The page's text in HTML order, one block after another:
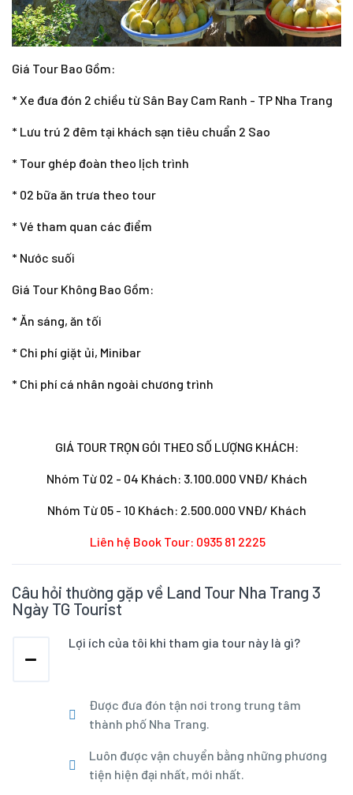
Giá Tour Bao Gồm:
* Xe đưa đón 2 chiều từ Sân Bay Cam Ranh - TP Nha Trang
* Lưu trú 2 đêm tại khách sạn tiêu chuẩn 2 Sao
* Tour ghép đoàn theo lịch trình
* 02 bữa ăn trưa theo tour
* Vé tham quan các điểm
* Nước suối
Giá Tour Không Bao Gồm:
* Ăn sáng, ăn tối
* Chi phí giặt ủi, Minibar
* Chi phí cá nhân ngoài chương trình
GIÁ TOUR TRỌN GÓI THEO SỐ LƯỢNG KHÁCH:
Nhóm Từ 02 - 04 Khách: 3.100.000 VNĐ/ Khách
Nhóm Từ 05 - 10 Khách: 2.500.000 VNĐ/ Khách
Liên hệ Book Tour: 0935 81 2225
Câu hỏi thường gặp về Land Tour Nha Trang 3
Ngày TG Tourist
Lợi ích của tôi khi tham gia tour này là gì?
Được đưa đón tận nơi trong trung tâm
thành phố Nha Trang.
Luôn được vận chuyển bằng những phương
tiện hiện đại nhất, mới nhất.